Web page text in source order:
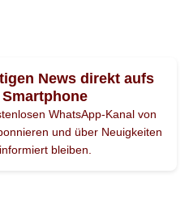
News direkt aufs
Smartphone
WhatsApp-Kanal von
und über Neuigkeiten
informiert bleiben.